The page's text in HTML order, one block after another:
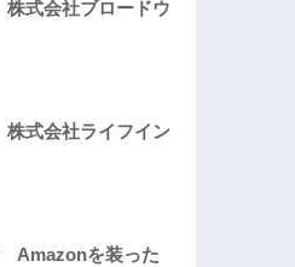
式会社ブロードウ
式会社ライフイン
Amazonを装った